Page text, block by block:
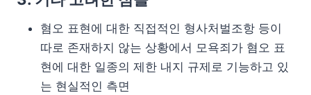
혐오 표현에 대한 직접적인 형사처벌조항 등이
따로 존재하지 않는 상황에서 모욕죄가 혐오 표
현에 대한 일종의 제한 내지 규제로 기능하고 있
는 현실적인 측면